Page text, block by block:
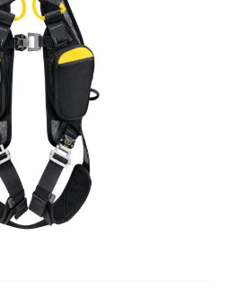
la mise en place
jeu d'enfant. Un
forme du harnais et
FAST au niveau
jambes permettent
en gardant les deux